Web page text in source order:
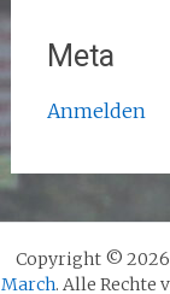
Meta
Anmelden
Copyright © 2026
March. Alle Rechte